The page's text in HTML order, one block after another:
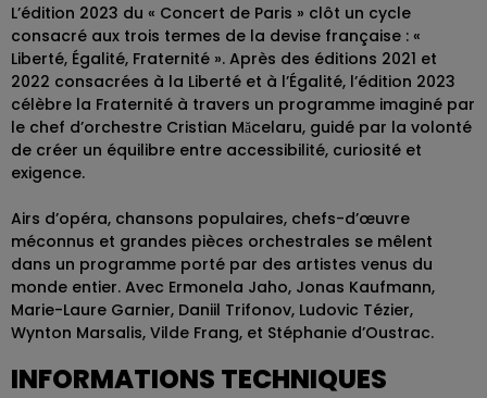
L’édition 2023 du « Concert de Paris » clôt un cycle
consacré aux trois termes de la devise française : «
Liberté, Égalité, Fraternité ». Après des éditions 2021 et
2022 consacrées à la Liberté et à l’Égalité, l’édition 2023
célèbre la Fraternité à travers un programme imaginé par
le chef d’orchestre Cristian Măcelaru, guidé par la volonté
de créer un équilibre entre accessibilité, curiosité et
exigence.
Airs d’opéra, chansons populaires, chefs-d’œuvre
méconnus et grandes pièces orchestrales se mêlent
dans un programme porté par des artistes venus du
monde entier. Avec Ermonela Jaho, Jonas Kaufmann,
Marie-Laure Garnier, Daniil Trifonov, Ludovic Tézier,
Wynton Marsalis, Vilde Frang, et Stéphanie d’Oustrac.
INFORMATIONS TECHNIQUES